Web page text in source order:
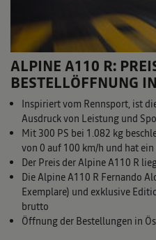
ALPINE A110 R:
BESTELLÖFFNUNG
Inspiriert vom Rennsport, ist
Ausdruck von Leistung und
Mit 300 PS bei 1.082 kg
von 0 auf 100 km/h und hat
Der Preis der Alpine A110 R
Die Alpine A110 R Fernando
Exemplare) und exklusive
brutto
Öffnung der Bestellungen in